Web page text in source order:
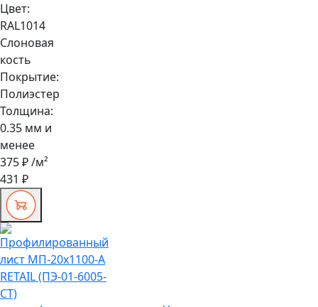
Цвет:
RAL1014
Слоновая
кость
Покрытие:
Полиэстер
Толщина:
0.35 мм и
менее
375 ₽/м²
431 ₽